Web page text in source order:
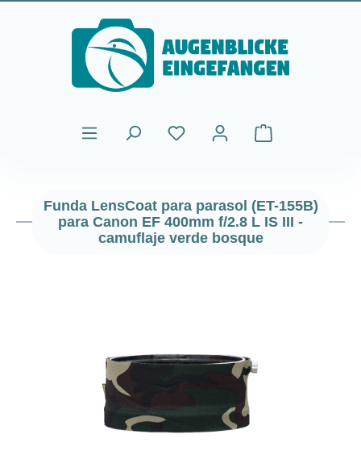
Saltar al contenido principal
El carrito de
Funda LensCoat para parasol (ET-155B)
para Canon EF 400mm f/2.8 L IS III -
camuflaje verde bosque